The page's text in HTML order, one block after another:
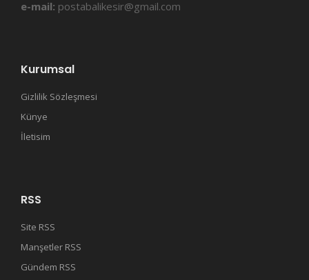
e-mail: postabalikesir@gmail.com
Kurumsal
Gizlilik Sözleşmesi
Künye
İletisim
RSS
Site RSS
Manşetler RSS
Gündem RSS